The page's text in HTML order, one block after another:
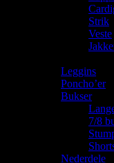
Strik
Veste
Leggins
Poncho’er
Bukser
7/8
Nederdele